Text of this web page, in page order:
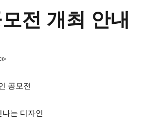
전 개최 안내
≫
공모전
는 디자인